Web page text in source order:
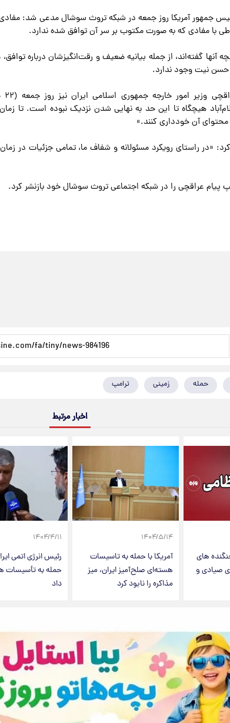
جمهور آمریکا روز جمعه در شبکه تروث سوشال مدعی شد: مفادی
با مفادی که به صورت مکتوب بر سر آن توافق شده ندارد.
آنها گفته‌اند، از جمله بیانیه ضعیف و رقت‌انگیزشان درباره
حسن نیت وجود ندارد.
هیچگاه تا این حد به نهایی شدن نزدیک نبوده است. تا
محتوای آن خودداری کنند.»
«در راستای رویکرد مسئولانه و شفاف ما، تمامی جزئیات در
پیام عراقچی را در شبکه اجتماعی تروث سوشال خود بازنشر کرد.
حمله زمینی ترامپ
اخبار مرتبط
های
صیادی و
۱۴۰۴/۵/۱۴
آمریکا با حمله به تاسیسات
هسته‌ای صلح‌آمیز ایران، میز
مذاکره را نابود کرد
۱۴۰۴/۴/۱۱
رئیس انرژی اتمی
حمله به تأسیسات
داد